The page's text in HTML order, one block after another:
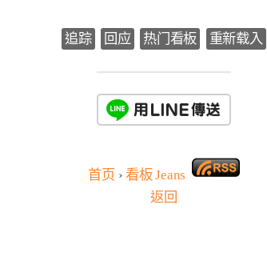
追踪 回应 热门看板 重新载入
首页 › 看板Jeans
返回